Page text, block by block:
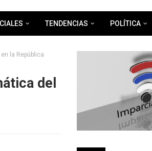
TENDENCIAS POLÍTICA
la República
del